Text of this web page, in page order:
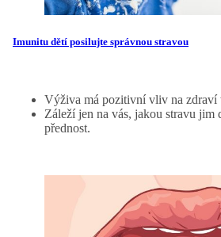
Imunitu dětí posilujte správnou stravou
Výživa má pozitivní vliv na zdraví
Záleží jen na vás, jakou stravu jim
přednost.